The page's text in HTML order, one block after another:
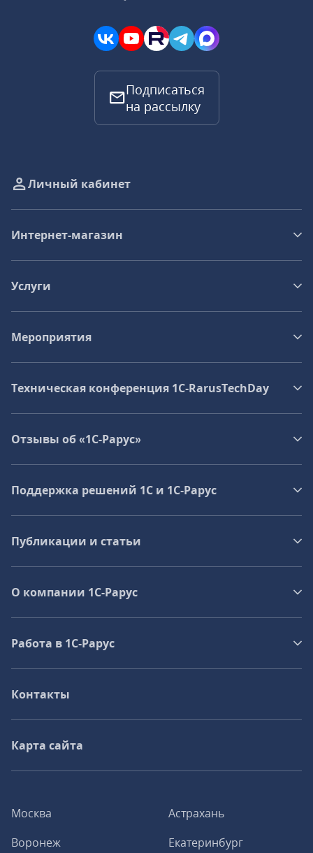
Подписаться
на рассылку
Москва
Астрахань
Воронеж
Екатеринбург
Личный кабинет
Интернет-магазин
Услуги
Мероприятия
Техническая конференция 1C‑RarusTechDay
Отзывы об «1С-Рарус»
Поддержка решений 1С и 1С‑Рарус
Публикации и статьи
О компании 1C-Рарус
Работа в 1С‑Рарус
Контакты
Карта сайта